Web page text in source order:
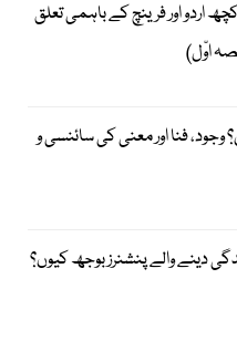
فہمی290 ;کچھ اردو اور فرینچ کے باہمی تعلق
اوّل)
وجود، فنا اور معنی کی سائنسی و
دینے والے پنشنرز بوجھ کیوں؟